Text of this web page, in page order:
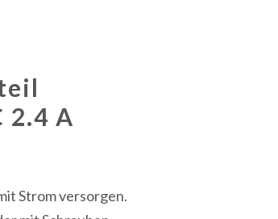
2.4 A
Strom versorgen.